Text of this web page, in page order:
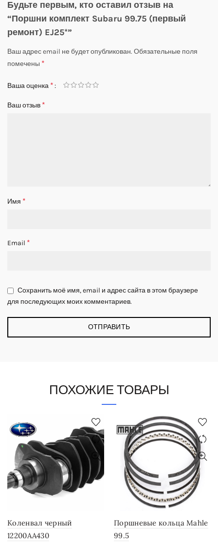
Будьте первым, кто оставил отзыв на
“Поршни комплект Subaru 99.75 (первый
ремонт) EJ25*”
Ваш адрес email не будет опубликован. Обязательные поля
помечены *
Ваша оценка *
Ваш отзыв *
Имя *
Email *
Сохранить моё имя, email и адрес сайта в этом браузере
для последующих моих комментариев.
ПОХОЖИЕ ТОВАРЫ
Коленвал черный
12200AA430
Поршневые кольца Mahle
99.5